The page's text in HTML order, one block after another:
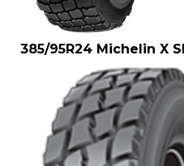
385/95R24 Michelin X